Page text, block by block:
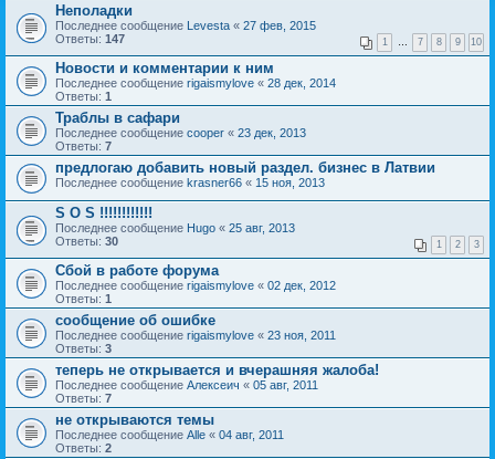
Неполадки
Последнее сообщение Levesta « 27 фев, 2015
Ответы: 147 1 7 8 9 10
Новости и комментарии к ним
Последнее сообщение rigaismylove « 28 дек, 2014
Ответы: 1
Траблы в сафари
Последнее сообщение cooper « 23 дек, 2013
Ответы: 7
предлогаю добавить новый раздел. бизнес в Латвии
Последнее сообщение krasner66 « 15 ноя, 2013
S O S !!!!!!!!!!!!
Последнее сообщение Hugo « 25 авг, 2013
Ответы: 30 1 2 3
Сбой в работе форума
Последнее сообщение rigaismylove « 02 дек, 2012
Ответы: 1
сообщение об ошибке
Последнее сообщение rigaismylove « 23 ноя, 2011
Ответы: 3
теперь не открывается и вчерашняя жалоба!
Последнее сообщение Алексеич « 05 авг, 2011
Ответы: 7
не открываются темы
Последнее сообщение Alle « 04 авг, 2011
Ответы: 2